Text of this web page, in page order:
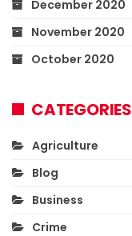
December 2020
November 2020
October 2020
CATEGORIES
Agriculture
Blog
Business
Crime